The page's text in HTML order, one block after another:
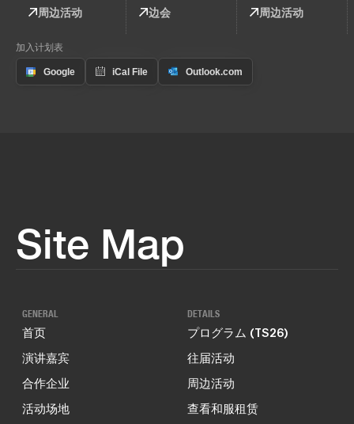
周边活动 边会 周边活动
加入计划表
Site Map
GENERAL
首页
演讲嘉宾
合作企业
活动场地
DETAILS
プログラム (TS26)
往届活动
周边活动
查看和服租赁